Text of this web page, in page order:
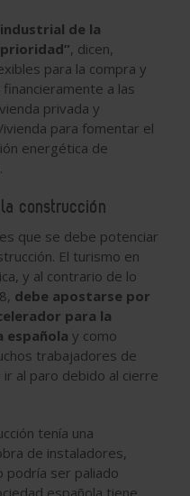
de la
, dicen,
para la compra y
a las
privada y
para fomentar el
energética de
construcción
que se debe potenciar
El turismo en
y al contrario de lo
debe apostarse por
para la
española y como
trabajadores de
al paro debido al cierre
tenía una
de instaladores,
podría ser paliado